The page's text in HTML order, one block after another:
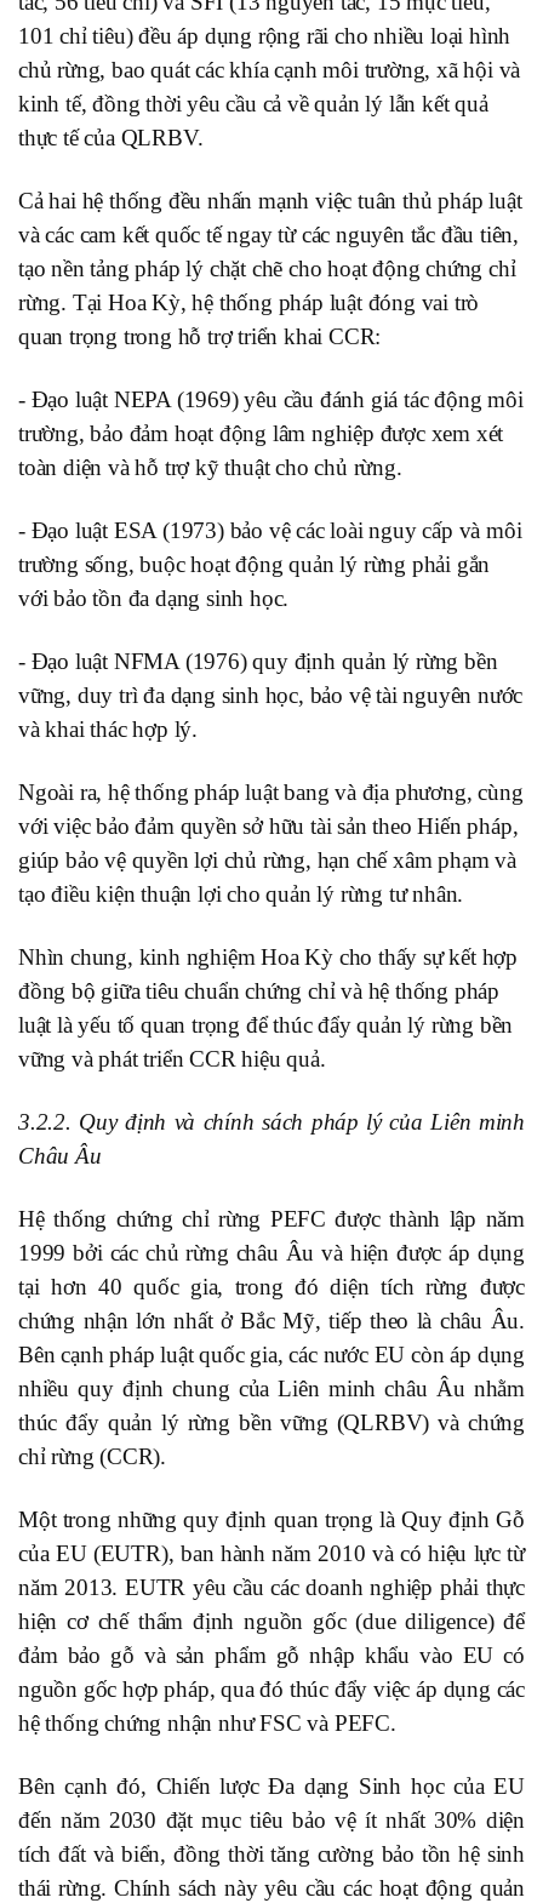
101 chỉ tiêu) đều áp dụng rộng rãi cho nhiều loại hình
chủ rừng, bao quát các khía cạnh môi trường, xã hội và
kinh tế, đồng thời yêu cầu cả về quản lý lẫn kết quả
thực tế của QLRBV.
Cả hai hệ thống đều nhấn mạnh việc tuân thủ pháp luật
và các cam kết quốc tế ngay từ các nguyên tắc đầu tiên,
tạo nền tảng pháp lý chặt chẽ cho hoạt động chứng chỉ
rừng. Tại Hoa Kỳ, hệ thống pháp luật đóng vai trò
quan trọng trong hỗ trợ triển khai CCR:
- Đạo luật NEPA (1969) yêu cầu đánh giá tác động môi
trường, bảo đảm hoạt động lâm nghiệp được xem xét
toàn diện và hỗ trợ kỹ thuật cho chủ rừng.
- Đạo luật ESA (1973) bảo vệ các loài nguy cấp và môi
trường sống, buộc hoạt động quản lý rừng phải gắn
với bảo tồn đa dạng sinh học.
- Đạo luật NFMA (1976) quy định quản lý rừng bền
vững, duy trì đa dạng sinh học, bảo vệ tài nguyên nước
và khai thác hợp lý.
Ngoài ra, hệ thống pháp luật bang và địa phương, cùng
với việc bảo đảm quyền sở hữu tài sản theo Hiến pháp,
giúp bảo vệ quyền lợi chủ rừng, hạn chế xâm phạm và
tạo điều kiện thuận lợi cho quản lý rừng tư nhân.
Nhìn chung, kinh nghiệm Hoa Kỳ cho thấy sự kết hợp
đồng bộ giữa tiêu chuẩn chứng chỉ và hệ thống pháp
luật là yếu tố quan trọng để thúc đẩy quản lý rừng bền
vững và phát triển CCR hiệu quả.
3.2.2. Quy định và chính sách pháp lý của Liên minh
Châu Âu
Hệ thống chứng chỉ rừng PEFC được thành lập năm
1999 bởi các chủ rừng châu Âu và hiện được áp dụng
tại hơn 40 quốc gia, trong đó diện tích rừng được
chứng nhận lớn nhất ở Bắc Mỹ, tiếp theo là châu Âu.
Bên cạnh pháp luật quốc gia, các nước EU còn áp dụng
nhiều quy định chung của Liên minh châu Âu nhằm
thúc đẩy quản lý rừng bền vững (QLRBV) và chứng
chỉ rừng (CCR).
Một trong những quy định quan trọng là Quy định Gỗ
của EU (EUTR), ban hành năm 2010 và có hiệu lực từ
năm 2013. EUTR yêu cầu các doanh nghiệp phải thực
hiện cơ chế thẩm định nguồn gốc (due diligence) để
đảm bảo gỗ và sản phẩm gỗ nhập khẩu vào EU có
nguồn gốc hợp pháp, qua đó thúc đẩy việc áp dụng các
hệ thống chứng nhận như FSC và PEFC.
Bên cạnh đó, Chiến lược Đa dạng Sinh học của EU
đến năm 2030 đặt mục tiêu bảo vệ ít nhất 30% diện
tích đất và biển, đồng thời tăng cường bảo tồn hệ sinh
thái rừng. Chính sách này yêu cầu các hoạt động quản